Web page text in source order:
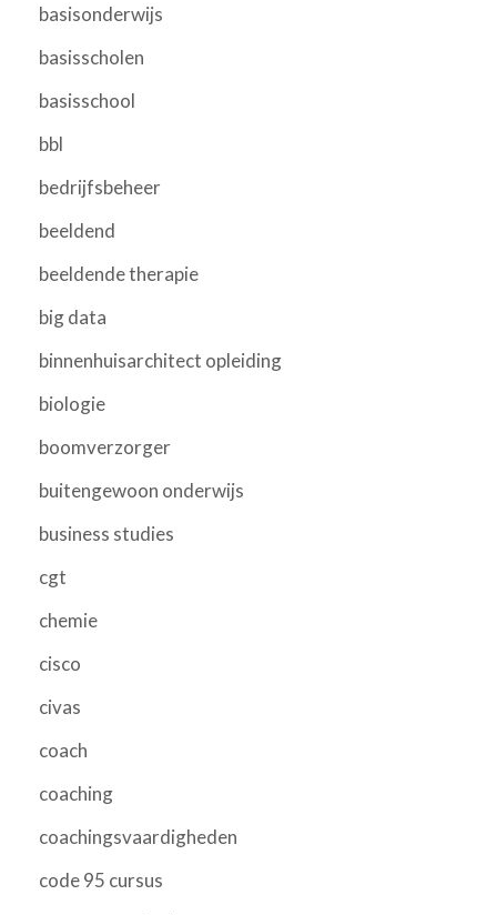
basisonderwijs
basisscholen
basisschool
bbl
bedrijfsbeheer
beeldend
beeldende therapie
big data
binnenhuisarchitect opleiding
biologie
boomverzorger
buitengewoon onderwijs
business studies
cgt
chemie
cisco
civas
coach
coaching
coachingsvaardigheden
code 95 cursus